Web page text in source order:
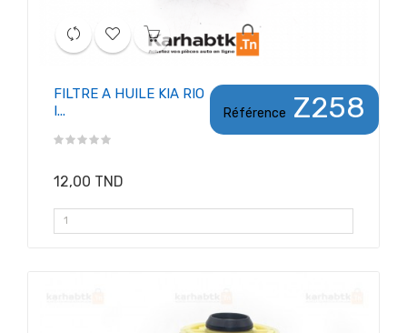
Référence Z258
FILTRE A HUILE KIA RIO
I...
12,00 TND